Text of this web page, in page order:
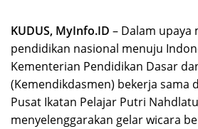
KUDUS, MyInfo.ID – Dalam upaya
pendidikan nasional menuju
Kementerian Pendidikan Dasar
(Kemendikdasmen) bekerja sama
Pusat Ikatan Pelajar Putri
menyelenggarakan gelar wicara